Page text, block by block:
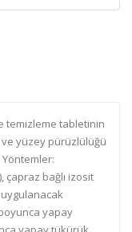
temizleme tabletinin
yüzey pürüzlülüğü
çapraz bağlı izosit
uygulanacak
yapay